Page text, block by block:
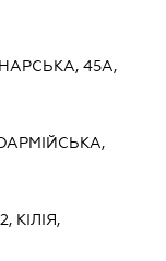
45А,
КІЛІЯ,